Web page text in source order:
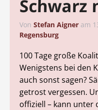
Schwarz
Von Stefan Aigner am
Regensburg
100 Tage große
Wenigstens bei den
auch sonst sagen?
getrost vergessen.
offiziell – kann unter